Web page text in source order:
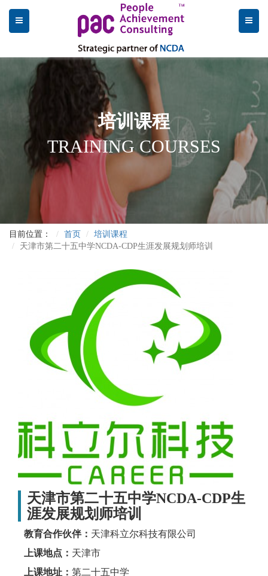
培训课程
TRAINING COURSES
目前位置： 首页
培训课程
天津市第二十五中学NCDA-CDP生涯发展规划师培训
天津市第二十五中学NCDA-CDP生
涯发展规划师培训
教育合作伙伴： 天津科立尔科技有限公司
上课地点： 天津市
上课地址： 第二十五中学